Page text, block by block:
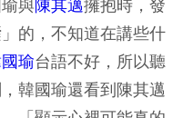
與陳其邁擁抱時，發
的，不知道在講些什
瑜台語不好，所以聽
韓國瑜還看到陳其邁